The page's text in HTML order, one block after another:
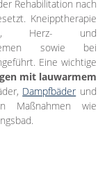
Rehabilitation nach
Kneipptherapie
Herz- und
sowie bei
Eine wichtige
mit lauwarmem
Dampfbäder und
Maßnahmen wie